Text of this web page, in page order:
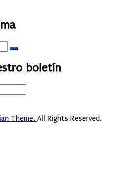
boletín
Theme. All Rights Reserved.